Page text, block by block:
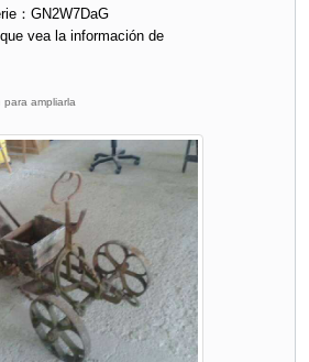
：GN2W7DaG
vea la información de
para ampliarla